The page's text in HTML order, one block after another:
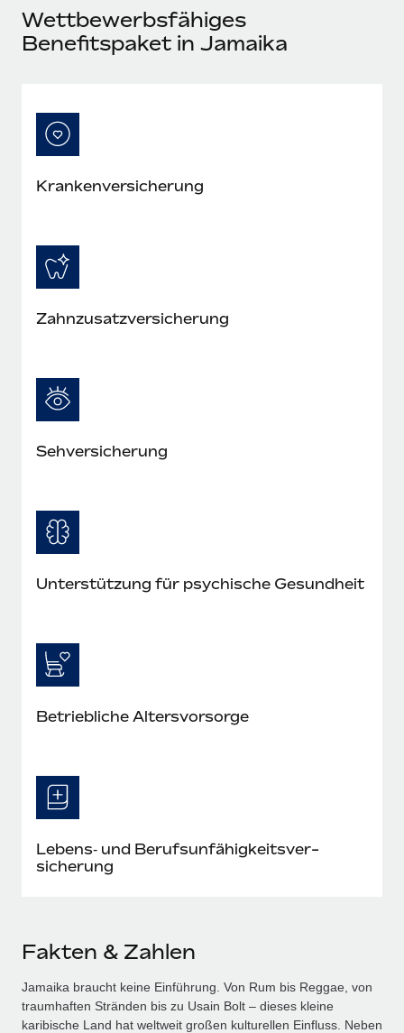
Mehr erfahren
Wettbewerbsfähiges
Benefitspaket in Jamaika
Kranken­versicherung
Zahn­zusatz­versicherung
Seh­versicherung
Unterstützung für psychische Gesundheit
Betriebliche Altersvorsorge
Lebens‑ und Berufs­unfähig­keits­ver­
sicherung
Fakten & Zahlen
Jamaika braucht keine Einführung. Von Rum bis Reggae, von
traumhaften Stränden bis zu Usain Bolt – dieses kleine
karibische Land hat weltweit großen kulturellen Einfluss. Neben